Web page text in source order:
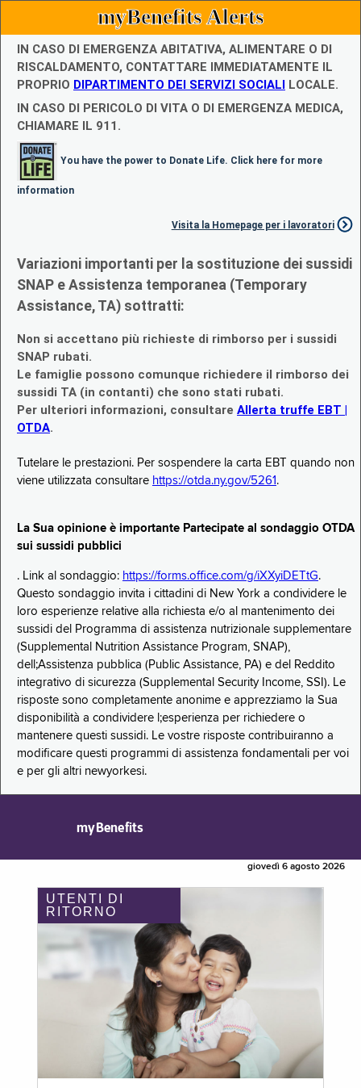
myBenefits Alerts
IN CASO DI EMERGENZA ABITATIVA, ALIMENTARE O DI
RISCALDAMENTO, CONTATTARE IMMEDIATAMENTE IL
PROPRIO DIPARTIMENTO DEI SERVIZI SOCIALI LOCALE.
IN CASO DI PERICOLO DI VITA O DI EMERGENZA MEDICA,
CHIAMARE IL 911.
You have the power to Donate Life. Click here for more
information
Visita la Homepage per i lavoratori
Variazioni importanti per la sostituzione dei sussidi
SNAP e Assistenza temporanea (Temporary
Assistance, TA) sottratti:
Non si accettano più richieste di rimborso per i sussidi
SNAP rubati.
Le famiglie possono comunque richiedere il rimborso dei
sussidi TA (in contanti) che sono stati rubati.
Per ulteriori informazioni, consultare Allerta truffe EBT |
OTDA.
Tutelare le prestazioni. Per sospendere la carta EBT quando non
viene utilizzata consultare https://otda.ny.gov/5261 .
La Sua opinione è importante Partecipate al sondaggio OTDA
sui sussidi pubblici
. Link al sondaggio: https://forms.office.com/g/iXXyiDETtG.
Questo sondaggio invita i cittadini di New York a condividere le
loro esperienze relative alla richiesta e/o al mantenimento dei
sussidi del Programma di assistenza nutrizionale supplementare
(Supplemental Nutrition Assistance Program, SNAP),
dell;Assistenza pubblica (Public Assistance, PA) e del Reddito
integrativo di sicurezza (Supplemental Security Income, SSI). Le
risposte sono completamente anonime e apprezziamo la Sua
disponibilità a condividere l;esperienza per richiedere o
mantenere questi sussidi. Le vostre risposte contribuiranno a
modificare questi programmi di assistenza fondamentali per voi
e per gli altri newyorkesi.
myBenefits
giovedì 6 agosto 2026
UTENTI DI
RITORNO